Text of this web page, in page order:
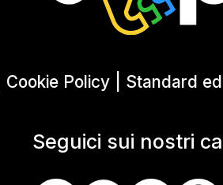
Cookie Policy| Standard
Seguici sui nostri